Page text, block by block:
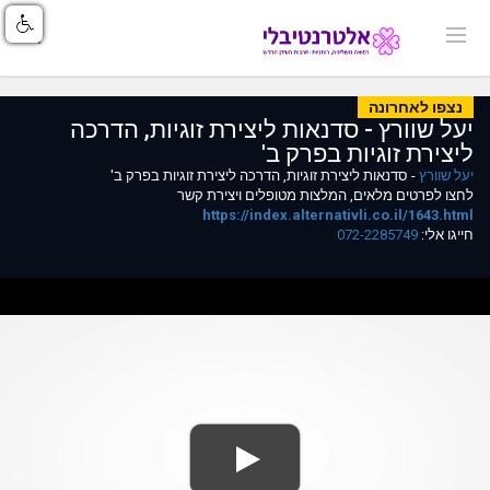
נצפו לאחרונה
יעל שוורץ - סדנאות ליצירת זוגיות, הדרכה
ליצירת זוגיות בפרק ב'
יעל שוורץ - סדנאות ליצירת זוגיות, הדרכה ליצירת זוגיות בפרק ב'
לחצו לפרטים מלאים, המלצות מטופלים ויצירת קשר
https://index.alternativli.co.il/1643.html
חייגו אלי: 072-2285749